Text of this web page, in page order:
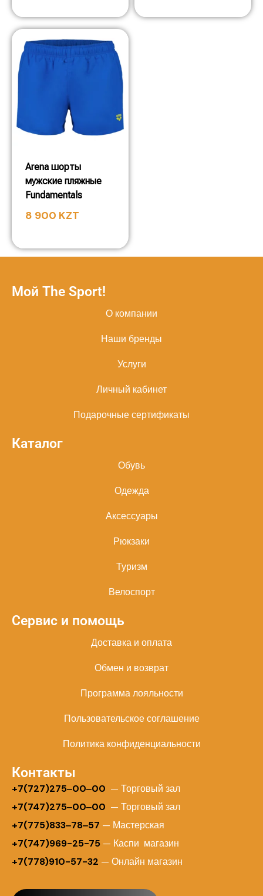
Arena шорты
мужские пляжные
Fundamentals
8 900 KZT
Мой The Sport!
О компании
Наши бренды
Услуги
Личный кабинет
Подарочные сертификаты
Каталог
Обувь
Одежда
Аксессуары
Рюкзаки
Туризм
Велоспорт
Сервис и помощь
Доставка и оплата
Обмен и возврат
Программа лояльности
Пользовательское соглашение
Политика конфиденциальности
Контакты
+7(727)275‒00‒00 — Торговый зал
+7(747)275‒00‒00 — Торговый зал
+7(775)833‒78‒57 — Мастерская
+7(747)969-25-75 — Каспи магазин
+7(778)910-57-32 — Онлайн магазин